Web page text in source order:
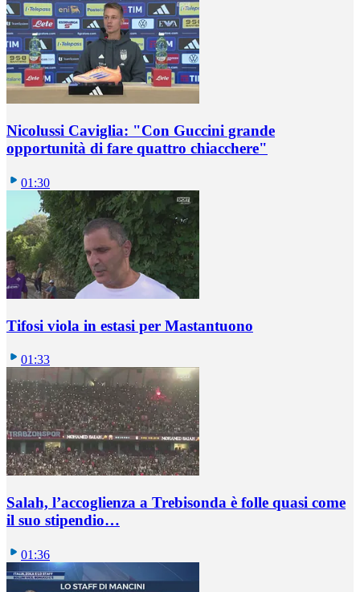
Nicolussi Caviglia: "Con Guccini grande
opportunità di fare quattro chiacchere"
01:30
Tifosi viola in estasi per Mastantuono
01:33
Salah, l’accoglienza a Trebisonda è folle quasi come
il suo stipendio…
01:36